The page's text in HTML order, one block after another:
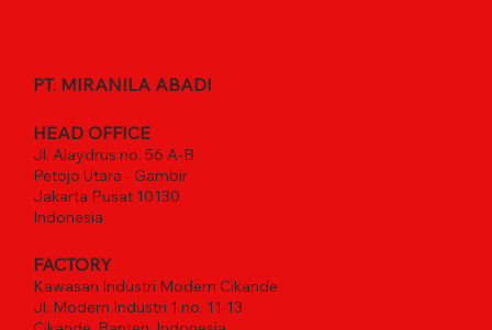
PT. MIRANILA ABADI
HEAD OFFICE
Jl. Alaydrus no. 56 A-B
Petojo Utara - Gambir
Jakarta Pusat 10130
Indonesia
FACTORY
Kawasan Industri Modern Cikande
Jl. Modern Industri 1 no. 11-13